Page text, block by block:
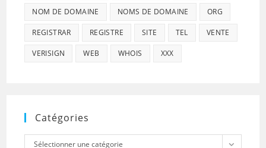
NOM DE DOMAINE NOMS DE DOMAINE ORG
REGISTRAR REGISTRE SITE TEL VENTE
VERISIGN WEB WHOIS XXX
Catégories
Catégories
Sélectionner une catégorie